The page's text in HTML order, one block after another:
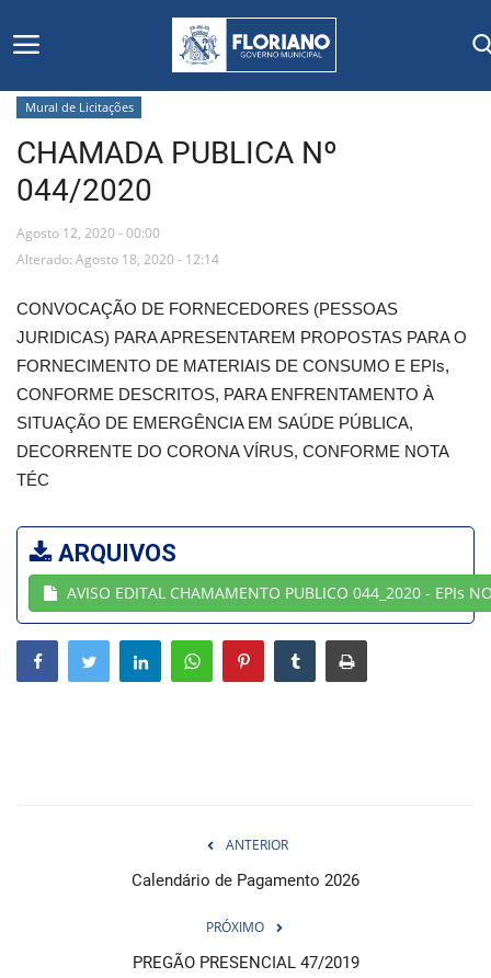
Início
Editais
Floriano
Secretarias e Órgãos
Mural de Licitações
Notícias
Vídeos
Webmail
Contato
Mural de Licitações
CHAMADA PUBLICA Nº
044/2020
Agosto 12, 2020 - 00:00
Alterado: Agosto 18, 2020 - 12:14
CONVOCAÇÃO DE FORNECEDORES (PESSOAS
JURIDICAS) PARA APRESENTAREM PROPOSTAS PARA O
FORNECIMENTO DE MATERIAIS DE CONSUMO E EPIs,
CONFORME DESCRITOS, PARA ENFRENTAMENTO À
SITUAÇÃO DE EMERGÊNCIA EM SAÚDE PÚBLICA,
DECORRENTE DO CORONA VÍRUS, CONFORME NOTA
TÉC
ARQUIVOS
AVISO EDITAL CHAMAMENTO PUBLICO 044_2020 - EPIs
ANTERIOR
Calendário de Pagamento 2026
PRÓXIMO
PREGÃO PRESENCIAL 47/2019